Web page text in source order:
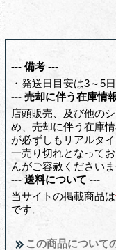
--- 備考 ---
・発送日目安は3～5
--- 売却に伴う在庫情
店頭販売、及び他の
め、売却に伴う在庫
が必ずしもリアルタ
一売り切れとなって
んがご容赦くださいま
--- 送料について ---
当サイトの掲載商品は
です。
この商品について